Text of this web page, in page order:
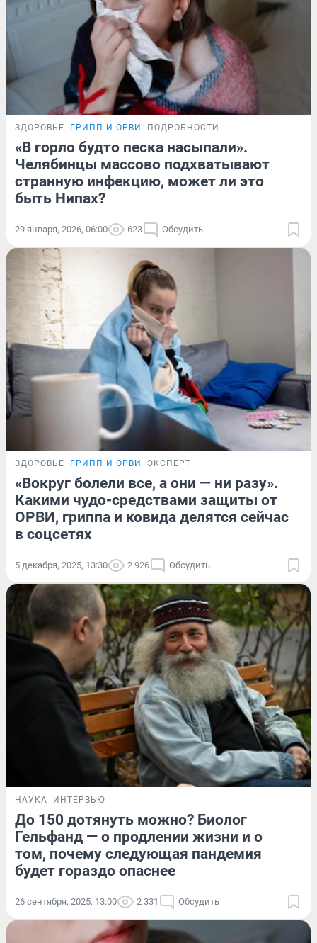
ЗДОРОВЬЕ ГРИПП И ОРВИ ПОДРОБНОСТИ
«В горло будто песка насыпали».
Челябинцы массово подхватывают
странную инфекцию, может ли это
быть Нипах?
29 января, 2026, 06:00 623 Обсудить
ЗДОРОВЬЕ ГРИПП И ОРВИ ЭКСПЕРТ
«Вокруг болели все, а они — ни разу».
Какими чудо-средствами защиты от
ОРВИ, гриппа и ковида делятся сейчас
в соцсетях
5 декабря, 2025, 13:30 2 926 Обсудить
НАУКА ИНТЕРВЬЮ
До 150 дотянуть можно? Биолог
Гельфанд — о продлении жизни и о
том, почему следующая пандемия
будет гораздо опаснее
26 сентября, 2025, 13:00 2 331 Обсудить